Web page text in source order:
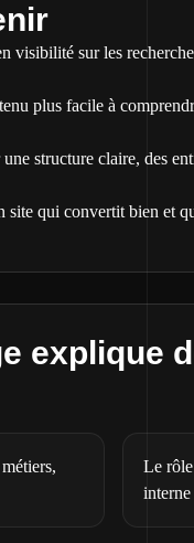
visibilité sur les
plus facile à
structure claire, des
qui convertit bien et
explique
Le